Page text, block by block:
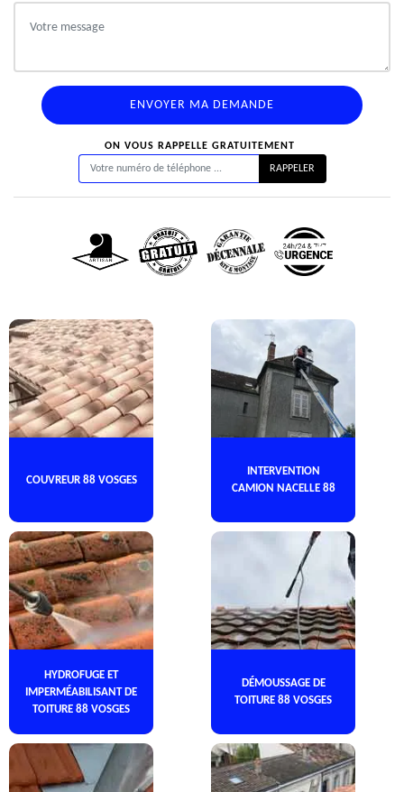
ON VOUS RAPPELLE GRATUITEMENT
COUVREUR 88 VOSGES
INTERVENTION
CAMION NACELLE 88
HYDROFUGE ET
IMPERMÉABILISANT DE
TOITURE 88 VOSGES
DÉMOUSSAGE DE
TOITURE 88 VOSGES